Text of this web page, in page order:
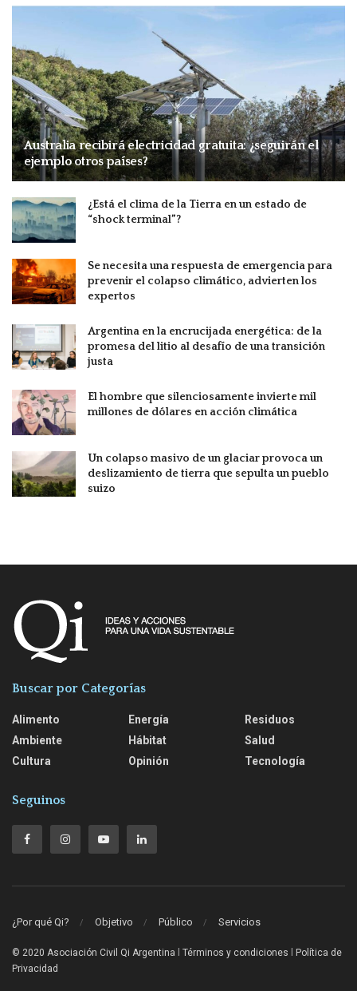
Australia recibirá electricidad gratuita: ¿seguirán el
ejemplo otros países?
¿Está el clima de la Tierra en un estado de
“shock terminal”?
Se necesita una respuesta de emergencia para
prevenir el colapso climático, advierten los
expertos
Argentina en la encrucijada energética: de la
promesa del litio al desafío de una transición
justa
El hombre que silenciosamente invierte mil
millones de dólares en acción climática
Un colapso masivo de un glaciar provoca un
deslizamiento de tierra que sepulta un pueblo
suizo
Buscar por Categorías
Alimento
Ambiente
Cultura
Energía
Hábitat
Opinión
Residuos
Salud
Tecnología
Seguinos
¿Por qué Qi? Objetivo Público Servicios
© 2020 Asociación Civil Qi Argentina Términos y condiciones
Política de
Privacidad